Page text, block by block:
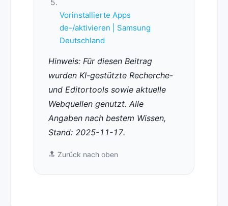
Vorinstallierte Apps
de-/aktivieren | Samsung
Deutschland
Hinweis: Für diesen Beitrag
wurden KI-gestützte Recherche-
und Editortools sowie aktuelle
Webquellen genutzt. Alle
Angaben nach bestem Wissen,
Stand: 2025-11-17.
🔝 Zurück nach oben